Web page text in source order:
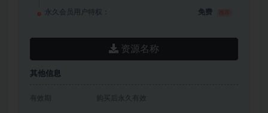
永久会员用户特权： 免费
资源名称
其他信息
有效期 购买后永久有效